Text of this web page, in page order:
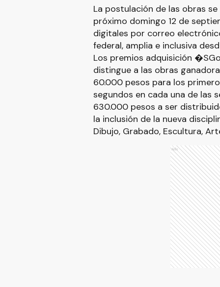
La postulación de las obras
próximo domingo 12 de
digitales por correo
federal, amplia e inclusiva
Los premios adquisición
distingue a las obras
60.000 pesos para los
segundos en cada una de las
630.000 pesos a ser
la inclusión de la nueva
Dibujo, Grabado, Escultura,
Ads